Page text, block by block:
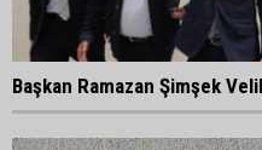
Başkan Ramazan Şimşek